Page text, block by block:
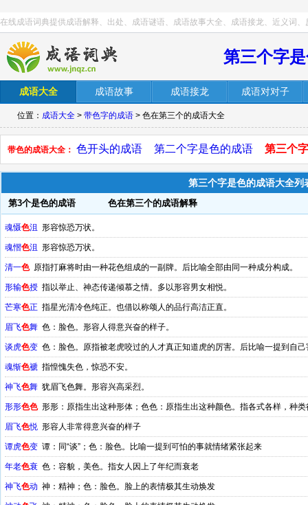
在线成语词典提供成语解释、出处、成语谜语、成语故事大全、成语接龙、近义词、
第三个字
成语大全 成语故事 成语接龙 成语对对子
位置： 成语大全 > 带色字的成语 > 色在第三个的成语大全
带色的成语大全： 色开头的成语 第二个字是色的成语 第三个
第三个字是色的成语大全列
第3个是色的成语 色在第三个的成语解释
魂慑色沮 形容惊恐万状。
魂慴色沮 形容惊恐万状。
清一色原指打麻将时由一种花色组成的一副牌。后比喻全部由同一种成分构成。
形输色授 指以举止、神态传递倾慕之情。多以形容男女相悦。
芒寒色正 指星光清冷色纯正。也借以称颂人的品行高洁正直。
眉飞色舞 色：脸色。形容人得意兴奋的样子。
谈虎色变 色：脸色。原指被老虎咬过的人才真正知道虎的厉害。后比喻一提到自
魂惭色褫 指惶愧失色，惊恐不安。
神飞色舞 犹眉飞色舞。形容兴高采烈。
形形色色形形：原指生出这种形体；色色：原指生出这种颜色。指各式各样，种类
眉飞色悦 形容人非常得意兴奋的样子
谭虎色变 谭：同“谈”；色：脸色。比喻一提到可怕的事就情绪紧张起来
年老色衰 色：容貌，美色。指女人因上了年纪而衰老
神飞色动 神：精神；色：脸色。脸上的表情极其生动焕发